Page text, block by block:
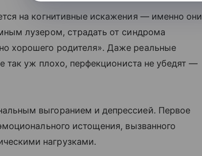
на когнитивные искажения — именно они
лузером, страдать от синдрома
хорошего родителя». Даже реальные
так уж плохо, перфекциониста не убедят —
выгоранием и депрессией. Первое
истощения, вызванного
нагрузками.